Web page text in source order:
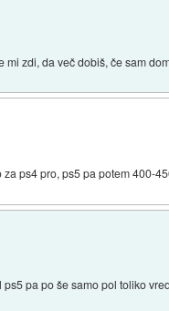
mi zdi, da več dobiš, če sam
ps4 pro, ps5 pa potem 400-
pa po še samo pol toliko